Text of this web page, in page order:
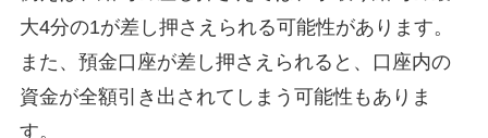
大4分の1が差し押さえられる可能性があります。
また、預金口座が差し押さえられると、口座内の
資金が全額引き出されてしまう可能性もありま
す。